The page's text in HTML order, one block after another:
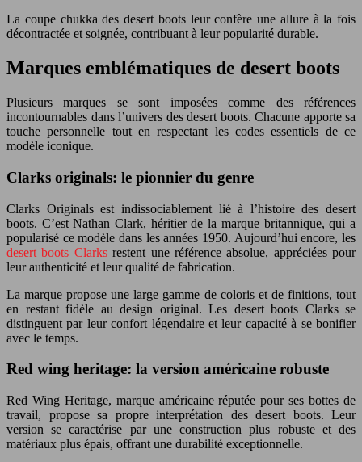
La coupe chukka des desert boots leur confère une allure à la fois
décontractée et soignée, contribuant à leur popularité durable.
Marques emblématiques de desert boots
Plusieurs marques se sont imposées comme des références
incontournables dans l’univers des desert boots. Chacune apporte sa
touche personnelle tout en respectant les codes essentiels de ce
modèle iconique.
Clarks originals: le pionnier du genre
Clarks Originals est indissociablement lié à l’histoire des desert
boots. C’est Nathan Clark, héritier de la marque britannique, qui a
popularisé ce modèle dans les années 1950. Aujourd’hui encore, les
desert boots Clarksrestent une référence absolue, appréciées pour
leur authenticité et leur qualité de fabrication.
La marque propose une large gamme de coloris et de finitions, tout
en restant fidèle au design original. Les desert boots Clarks se
distinguent par leur confort légendaire et leur capacité à se bonifier
avec le temps.
Red wing heritage: la version américaine robuste
Red Wing Heritage, marque américaine réputée pour ses bottes de
travail, propose sa propre interprétation des desert boots. Leur
version se caractérise par une construction plus robuste et des
matériaux plus épais, offrant une durabilité exceptionnelle.